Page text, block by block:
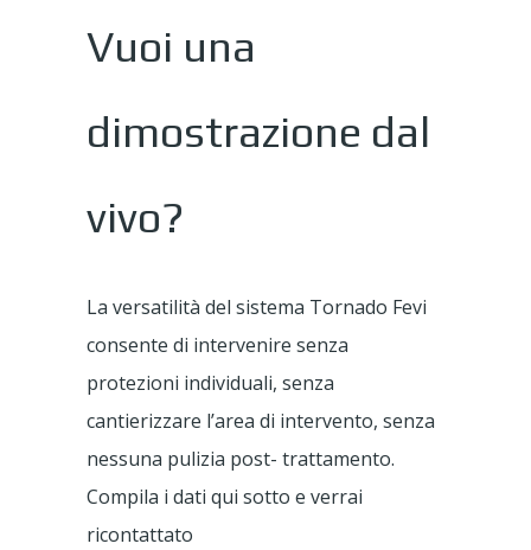
Vuoi una
dimostrazione dal
vivo?
La versatilità del sistema Tornado Fevi
consente di intervenire senza
protezioni individuali, senza
cantierizzare l’area di intervento, senza
nessuna pulizia post- trattamento.
Compila i dati qui sotto e verrai
ricontattato